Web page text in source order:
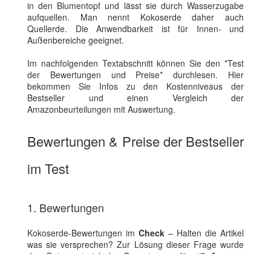
in den Blumentopf und lässt sie durch Wasserzugabe
aufquellen. Man nennt Kokoserde daher auch
Quellerde. Die Anwendbarkeit ist für Innen- und
Außenbereiche geeignet.
Im nachfolgenden Textabschnitt können Sie den *Test
der Bewertungen und Preise* durchlesen. Hier
bekommen Sie Infos zu den Kostenniveaus der
Bestseller und einen Vergleich der
Amazonbeurteilungen mit Auswertung.
Bewertungen & Preise der Bestseller
im Test
1. Bewertungen
Kokoserde-Bewertungen im Check – Halten die Artikel
was sie versprechen? Zur Lösung dieser Frage wurde